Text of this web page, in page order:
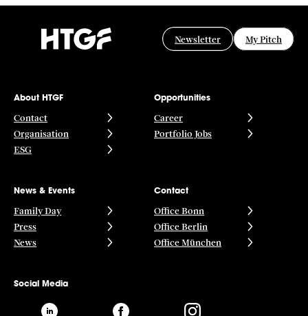
Newsletter My Pitch
About HTGF
Contact
Organisation
ESG
Opportunities
Career
Portfolio Jobs
News & Events
Family Day
Press
News
Contact
Office Bonn
Office Berlin
Office München
Social Media